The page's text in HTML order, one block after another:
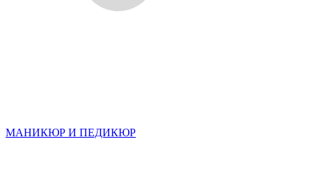
МАНИКЮР И ПЕДИКЮР